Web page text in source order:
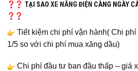
TẠI SAO XE NÂNG ĐIỆN CÀNG NGÀY
Tiết kiệm chi phí vận hành( Chi
1/5 so với chi phí mua xăng dầu)
Chi phí đầu tư ban đầu thấp – giá